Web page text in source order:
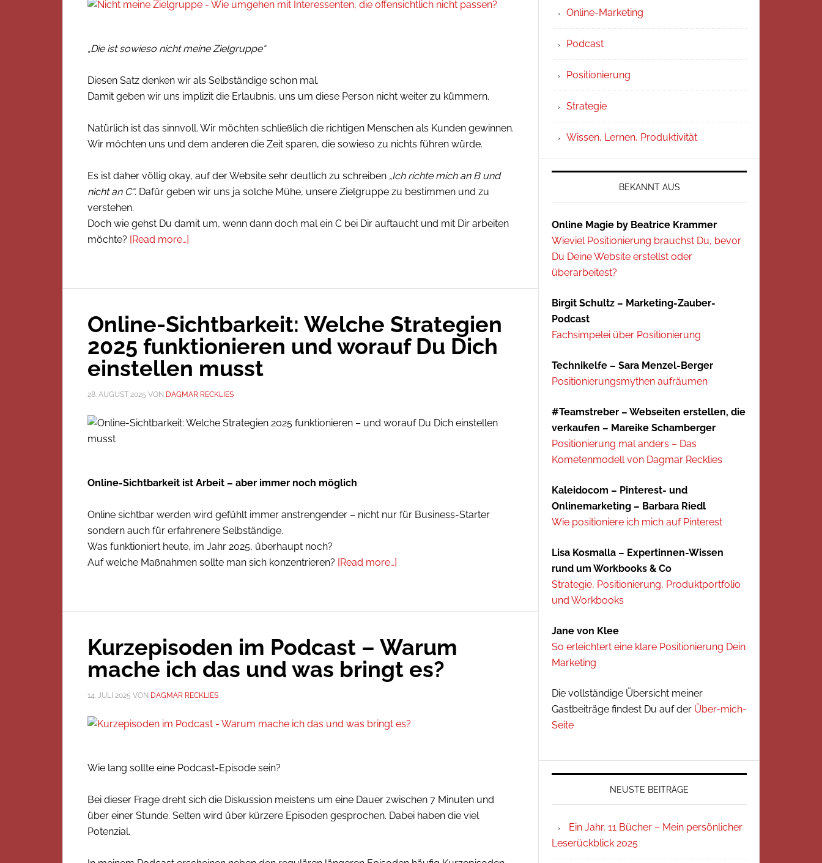
„Die ist sowieso nicht meine Zielgruppe“
Diesen Satz denken wir als Selbständige schon mal.
Damit geben wir uns implizit die Erlaubnis, uns um diese Person nicht weiter zu kümmern.
Natürlich ist das sinnvoll. Wir möchten schließlich die richtigen Menschen als Kunden gewinnen.
Wir möchten uns und dem anderen die Zeit sparen, die sowieso zu nichts führen würde.
Es ist daher völlig okay, auf der Website sehr deutlich zu schreiben „Ich richte mich an B und
nicht an C“. Dafür geben wir uns ja solche Mühe, unsere Zielgruppe zu bestimmen und zu
verstehen.
Doch wie gehst Du damit um, wenn dann doch mal ein C bei Dir auftaucht und mit Dir arbeiten
möchte? [Read more…]
Online-Sichtbarkeit: Welche Strategien
2025 funktionieren und worauf Du Dich
einstellen musst
28. AUGUST 2025 VON DAGMAR RECKLIES
Online-Sichtbarkeit ist Arbeit – aber immer noch möglich
Online sichtbar werden wird gefühlt immer anstrengender – nicht nur für Business-Starter
sondern auch für erfahrenere Selbständige.
Was funktioniert heute, im Jahr 2025, überhaupt noch?
Auf welche Maßnahmen sollte man sich konzentrieren? [Read more…]
Kurzepisoden im Podcast – Warum
mache ich das und was bringt es?
14. JULI 2025 VON DAGMAR RECKLIES
Wie lang sollte eine Podcast-Episode sein?
Bei dieser Frage dreht sich die Diskussion meistens um eine Dauer zwischen 7 Minuten und
über einer Stunde. Selten wird über kürzere Episoden gesprochen. Dabei haben die viel
Potenzial.
Online-Marketing
Podcast
Positionierung
Strategie
Wissen, Lernen, Produktivität
BEKANNT AUS
Online Magie by Beatrice Krammer
Wieviel Positionierung brauchst Du, bevor
Du Deine Website erstellst oder
überarbeitest?
Birgit Schultz – Marketing-Zauber-
Podcast
Fachsimpelei über Positionierung
Technikelfe – Sara Menzel-Berger
Positionierungsmythen aufräumen
#Teamstreber – Webseiten erstellen, die
verkaufen – Mareike Schamberger
Positionierung mal anders – Das
Kometenmodell von Dagmar Recklies
Kaleidocom – Pinterest- und
Onlinemarketing – Barbara Riedl
Wie positioniere ich mich auf Pinterest
Lisa Kosmalla – Expertinnen-Wissen
rund um Workbooks & Co
Strategie, Positionierung, Produktportfolio
und Workbooks
Jane von Klee
So erleichtert eine klare Positionierung Dein
Marketing
Die vollständige Übersicht meiner
Gastbeiträge findest Du auf der Über-mich-
Seite
NEUSTE BEITRÄGE
Ein Jahr, 11 Bücher – Mein persönlicher
Leserückblick 2025